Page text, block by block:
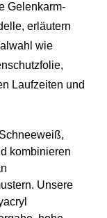
Gelenkarm-
erläutern
wie
Laufzeiten und
kombinieren
Unsere